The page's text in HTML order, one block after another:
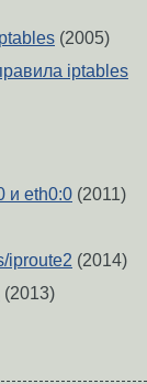
(2005)
iptables
и eth0:0 (2011)
iproute2 (2014)
(2013)